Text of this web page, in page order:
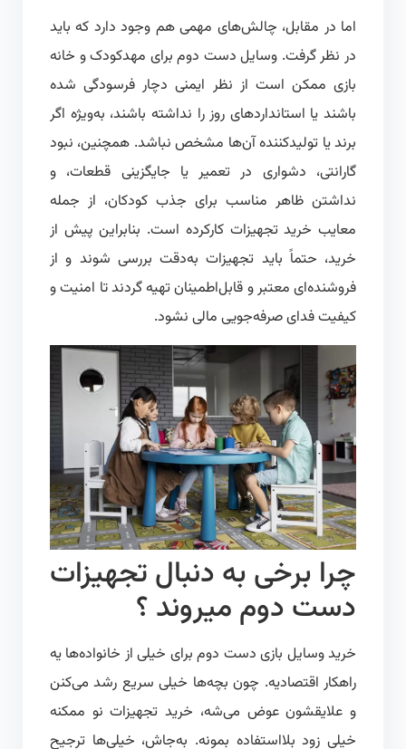
اما در مقابل، چالش‌های مهمی هم وجود دارد که باید
در نظر گرفت. وسایل دست دوم برای مهدکودک و خانه
بازی ممکن است از نظر ایمنی دچار فرسودگی شده
باشند یا استانداردهای روز را نداشته باشند، به‌ویژه اگر
برند یا تولیدکننده آن‌ها مشخص نباشد. همچنین، نبود
گارانتی، دشواری در تعمیر یا جایگزینی قطعات، و
نداشتن ظاهر مناسب برای جذب کودکان، از جمله
معایب خرید تجهیزات کارکرده است. بنابراین پیش از
خرید، حتماً باید تجهیزات به‌دقت بررسی شوند و از
فروشنده‌ای معتبر و قابل‌اطمینان تهیه گردند تا امنیت و
کیفیت فدای صرفه‌جویی مالی نشود.
چرا برخی به دنبال تجهیزات
دست دوم میروند ؟
خرید وسایل بازی دست دوم برای خیلی از خانواده‌ها یه
راهکار اقتصادیه. چون بچه‌ها خیلی سریع رشد می‌کنن
و علایقشون عوض می‌شه، خرید تجهیزات نو ممکنه
خیلی زود بلااستفاده بمونه. به‌جاش، خیلی‌ها ترجیح